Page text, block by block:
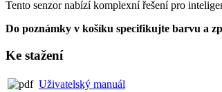
Tento senzor nabízí komplexní řešení pro
Do poznámky v košíku specifikujte barvu a
Ke stažení
Uživatelský manuál